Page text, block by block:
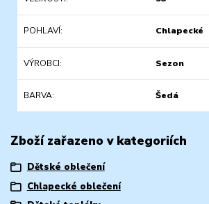
POHLAVÍ Chlapecké
VÝROBCI Sezon
BARVA Šedá
Zboží zařazeno v kategoriích
Dětské oblečení
Chlapecké oblečení